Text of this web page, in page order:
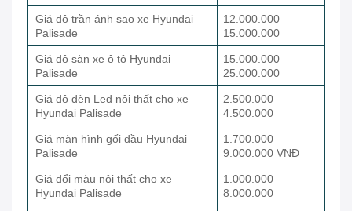
Giá độ trần ánh sao xe Hyundai
Palisade
12.000.000 –
15.000.000
Giá độ sàn xe ô tô Hyundai
Palisade
15.000.000 –
25.000.000
Giá độ đèn Led nội thất cho xe
Hyundai Palisade
2.500.000 –
4.500.000
Giá màn hình gối đầu Hyundai
Palisade
1.700.000 –
9.000.000 VNĐ
Giá đổi màu nội thất cho xe
Hyundai Palisade
1.000.000 –
8.000.000